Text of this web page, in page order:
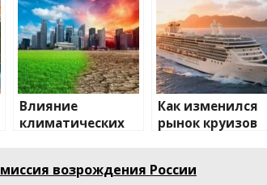
Влияние
климатических
направления
Как изменился
рынок круизов
возрождения России